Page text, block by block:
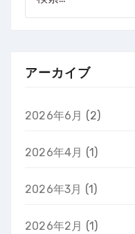
アーカイブ
2026年6月 (2)
2026年4月 (1)
2026年3月 (1)
2026年2月 (1)